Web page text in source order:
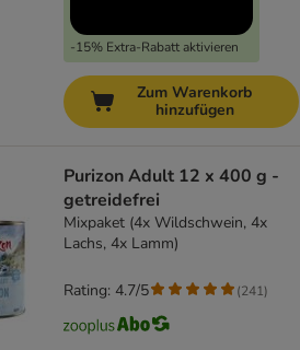
-15% Extra-Rabatt aktivieren
Zum Warenkorb
hinzufügen
Purizon Adult 12 x 400 g -
getreidefrei
Mixpaket (4x Wildschwein, 4x
Lachs, 4x Lamm)
Rating: 4.7/5 (241)